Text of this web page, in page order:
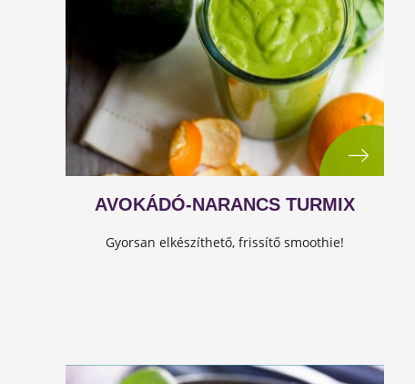
AVOKÁDÓ-NARANCS TURMIX
Gyorsan elkészíthető, frissítő smoothie!